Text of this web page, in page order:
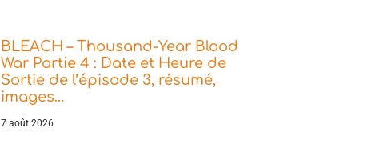
BLEACH – Thousand-Year Blood
War Partie 4 : Date et Heure de
Sortie de l’épisode 3, résumé,
images…
7 août 2026